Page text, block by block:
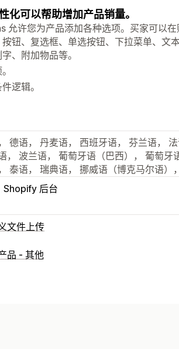
化可以帮助增加产品销量。
许您为产品添加各种选项。买家可以
钮、复选框、单选按钮、下拉菜单、文
、附加物品等。
逻辑。
德语， 丹麦语， 西班牙语， 芬兰语，
， 波兰语， 葡萄牙语（巴西）， 葡萄牙
泰语， 瑞典语， 挪威语（博克马尔语）
Shopify 后台
文件上传
型
品 - 其他